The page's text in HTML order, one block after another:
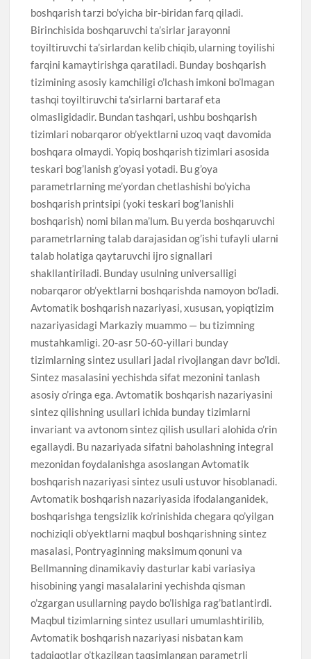
boshqarish tarzi bo’yicha bir-biridan farq qiladi.
Birinchisida boshqaruvchi ta’sirlar jarayonni
toyiltiruvchi ta’sirlardan kelib chiqib, ularning toyilishi
farqini kamaytirishga qaratiladi. Bunday boshqarish
tizimining asosiy kamchiligi o’lchash imkoni bo’lmagan
tashqi toyiltiruvchi ta’sirlarni bartaraf eta
olmasligidadir. Bundan tashqari, ushbu boshqarish
tizimlari nobarqaror ob’yektlarni uzoq vaqt davomida
boshqara olmaydi. Yopiq boshqarish tizimlari asosida
teskari bog’lanish g’oyasi yotadi. Bu g’oya
parametrlarning me’yordan chetlashishi bo’yicha
boshqarish printsipi (yoki teskari bog’lanishli
boshqarish) nomi bilan ma’lum. Bu yerda boshqaruvchi
parametrlarning talab darajasidan og’ishi tufayli ularni
talab holatiga qaytaruvchi ijro signallari
shakllantiriladi. Bunday usulning universalligi
nobarqaror ob’yektlarni boshqarishda namoyon bo’ladi.
Avtomatik boshqarish nazariyasi, xususan, yopiqtizim
nazariyasidagi Markaziy muammo — bu tizimning
mustahkamligi. 20-asr 50-60-yillari bunday
tizimlarning sintez usullari jadal rivojlangan davr bo’ldi.
Sintez masalasini yechishda sifat mezonini tanlash
asosiy o’ringa ega. Avtomatik boshqarish nazariyasini
sintez qilishning usullari ichida bunday tizimlarni
invariant va avtonom sintez qilish usullari alohida o’rin
egallaydi. Bu nazariyada sifatni baholashning integral
mezonidan foydalanishga asoslangan Avtomatik
boshqarish nazariyasi sintez usuli ustuvor hisoblanadi.
Avtomatik boshqarish nazariyasida ifodalanganidek,
boshqarishga tengsizlik ko’rinishida chegara qo’yilgan
nochiziqli ob’yektlarni maqbul boshqarishning sintez
masalasi, Pontryaginning maksimum qonuni va
Bellmanning dinamikaviy dasturlar kabi variasiya
hisobining yangi masalalarini yechishda qisman
o’zgargan usullarning paydo bo’lishiga rag’batlantirdi.
Maqbul tizimlarning sintez usullari umumlashtirilib,
Avtomatik boshqarish nazariyasi nisbatan kam
tadqiqotlar o’tkazilgan taqsimlangan parametrli